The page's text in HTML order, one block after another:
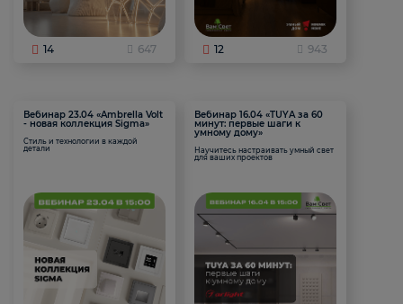
14 647 12 943
Вебинар 23.04 «Ambrella Volt
- новая коллекция Sigma»
Стиль и технологии в каждой
детали
Вебинар 16.04 «TUYA за 60
минут: первые шаги к
умному дому»
Научитесь настраивать умный свет
для ваших проектов